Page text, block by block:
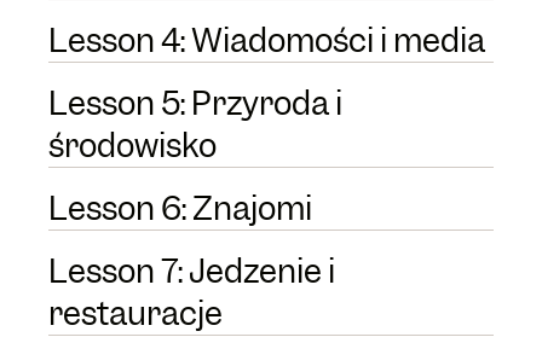
Lesson 4: Wiadomości i media
Lesson 5: Przyroda i
środowisko
Lesson 6: Znajomi
Lesson 7: Jedzenie i
restauracje